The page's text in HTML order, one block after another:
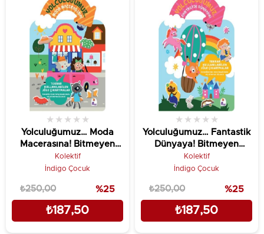
Yolculuğumuz… Moda
Macerasına! Bitmeyen
Sticker Kitabım
★ ★ ★ ★ ★
Kolektif
İndigo Çocuk
₺187,50
₺250,00 %25
Yolculuğumuz… Fantastik
Dünyaya! Bitmeyen
Sticker Kitabım
★ ★ ★ ★ ★
Kolektif
İndigo Çocuk
₺187,50
₺250,00 %25